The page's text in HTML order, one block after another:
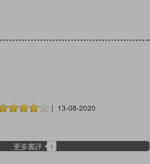
| 13-08-2020
更多書評 1